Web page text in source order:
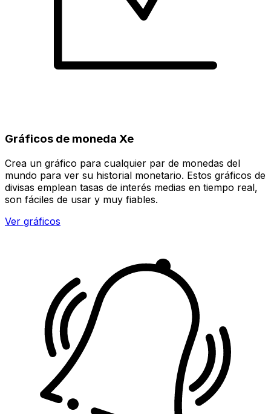
Gráficos de moneda Xe
Crea un gráfico para cualquier par de monedas del
mundo para ver su historial monetario. Estos gráficos de
divisas emplean tasas de interés medias en tiempo real,
son fáciles de usar y muy fiables.
Ver gráficos